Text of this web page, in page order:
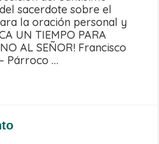
sacerdote sobre el
la oración personal y
UN TIEMPO PARA
AL SEÑOR! Francisco
…